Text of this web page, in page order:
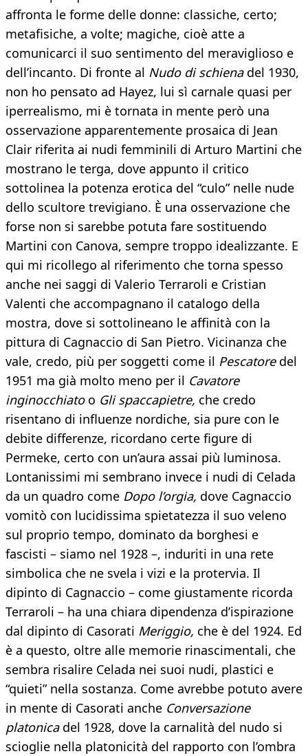
affronta le forme delle donne: classiche, certo;
metafisiche, a volte; magiche, cioè atte a
comunicarci il suo sentimento del meraviglioso e
dell’incanto. Di fronte al Nudo di schienadel 1930,
non ho pensato ad Hayez, lui sì carnale quasi per
iperrealismo, mi è tornata in mente però una
osservazione apparentemente prosaica di Jean
Clair riferita ai nudi femminili di Arturo Martini che
mostrano le terga, dove appunto il critico
sottolinea la potenza erotica del “culo” nelle nude
dello scultore trevigiano. È una osservazione che
forse non si sarebbe potuta fare sostituendo
Martini con Canova, sempre troppo idealizzante. E
qui mi ricollego al riferimento che torna spesso
anche nei saggi di Valerio Terraroli e Cristian
Valenti che accompagnano il catalogo della
mostra, dove si sottolineano le affinità con la
pittura di Cagnaccio di San Pietro. Vicinanza che
vale, credo, più per soggetti come il Pescatoredel
1951 ma già molto meno per il Cavatore
inginocchiatoo Gli spaccapietre, che credo
risentano di influenze nordiche, sia pure con le
debite differenze, ricordano certe figure di
Permeke, certo con un’aura assai più luminosa.
Lontanissimi mi sembrano invece i nudi di Celada
da un quadro come Dopo l’orgia, dove Cagnaccio
vomitò con lucidissima spietatezza il suo veleno
sul proprio tempo, dominato da borghesi e
fascisti – siamo nel 1928 –, induriti in una rete
simbolica che ne svela i vizi e la protervia. Il
dipinto di Cagnaccio – come giustamente ricorda
Terraroli – ha una chiara dipendenza d’ispirazione
dal dipinto di Casorati Meriggio, che è del 1924. Ed
è a questo, oltre alle memorie rinascimentali, che
sembra risalire Celada nei suoi nudi, plastici e
“quieti” nella sostanza. Come avrebbe potuto avere
in mente di Casorati anche Conversazione
platonicadel 1928, dove la carnalità del nudo si
scioglie nella platonicità del rapporto con l’ombra